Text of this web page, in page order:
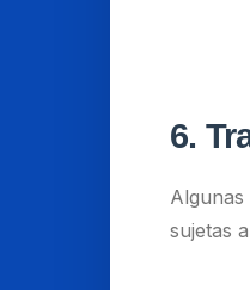
6.
sujetas